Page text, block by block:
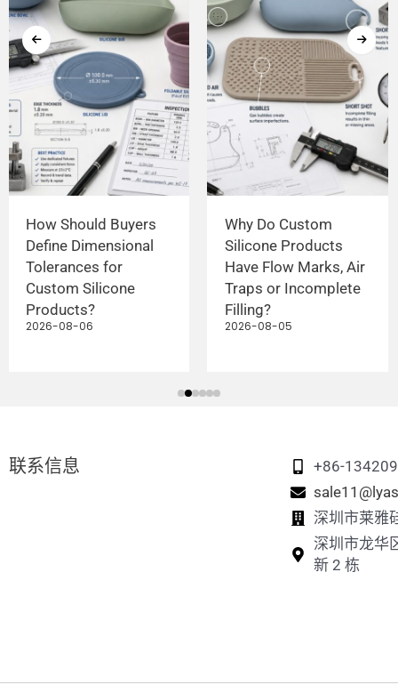
How Should Buyers
Define Dimensional
Tolerances for
Custom Silicone
Products?
2026-08-06
Why Do Custom
Silicone Products
Have Flow Marks, Air
Traps or Incomplete
Filling?
2026-08-05
联系信息
+86-
深圳市莱雅
深圳市龙华
新 2 栋